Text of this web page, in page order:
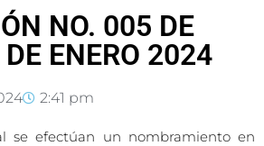
NO. 005 DE
ENERO 2024
2:41 pm
se efectúan un nombramiento en